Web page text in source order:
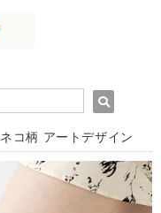
コ柄 アートデザイン